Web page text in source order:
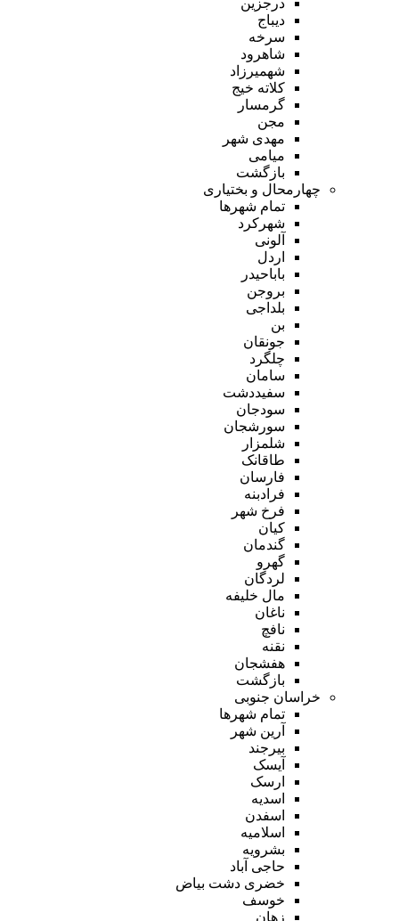
دیباج
سرخه
شاهرود
شهمیرزاد
کلاته خیج
گرمسار
مجن
مهدی شهر
میامی
بازگشت
چهارمحال و بختیاری
تمام شهر‌ها
شهرکرد
آلونی
اردل
باباحیدر
بروجن
بلداجی
بن
جونقان
چلگرد
سامان
سفیددشت
سودجان
سورشجان
شلمزار
طاقانک
فارسان
فرادبنه
فرخ شهر
کیان
گندمان
گهرو
لردگان
مال خلیفه
ناغان
نافچ
نقنه
هفشجان
بازگشت
خراسان جنوبی
تمام شهر‌ها
آرین شهر
بیرجند
آیسک
ارسک
اسدیه
اسفدن
اسلامیه
بشرویه
حاجی آباد
خضری دشت بیاض
خوسف
زهان